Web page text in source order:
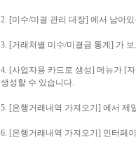
2. [미수/미결 관리 대장] 에서 남아
3. [거래처별 미수/미결금 통계] 가
4. [사업자용 카드로 생성] 메뉴가 [
생성할 수 있습니다.
5. [은행거래내역 가져오기] 에서 제
6. [은행거래내역 가져오기] 인터페